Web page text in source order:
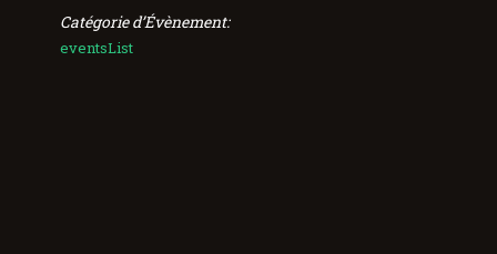
Catégorie d’Évènement:
eventsList